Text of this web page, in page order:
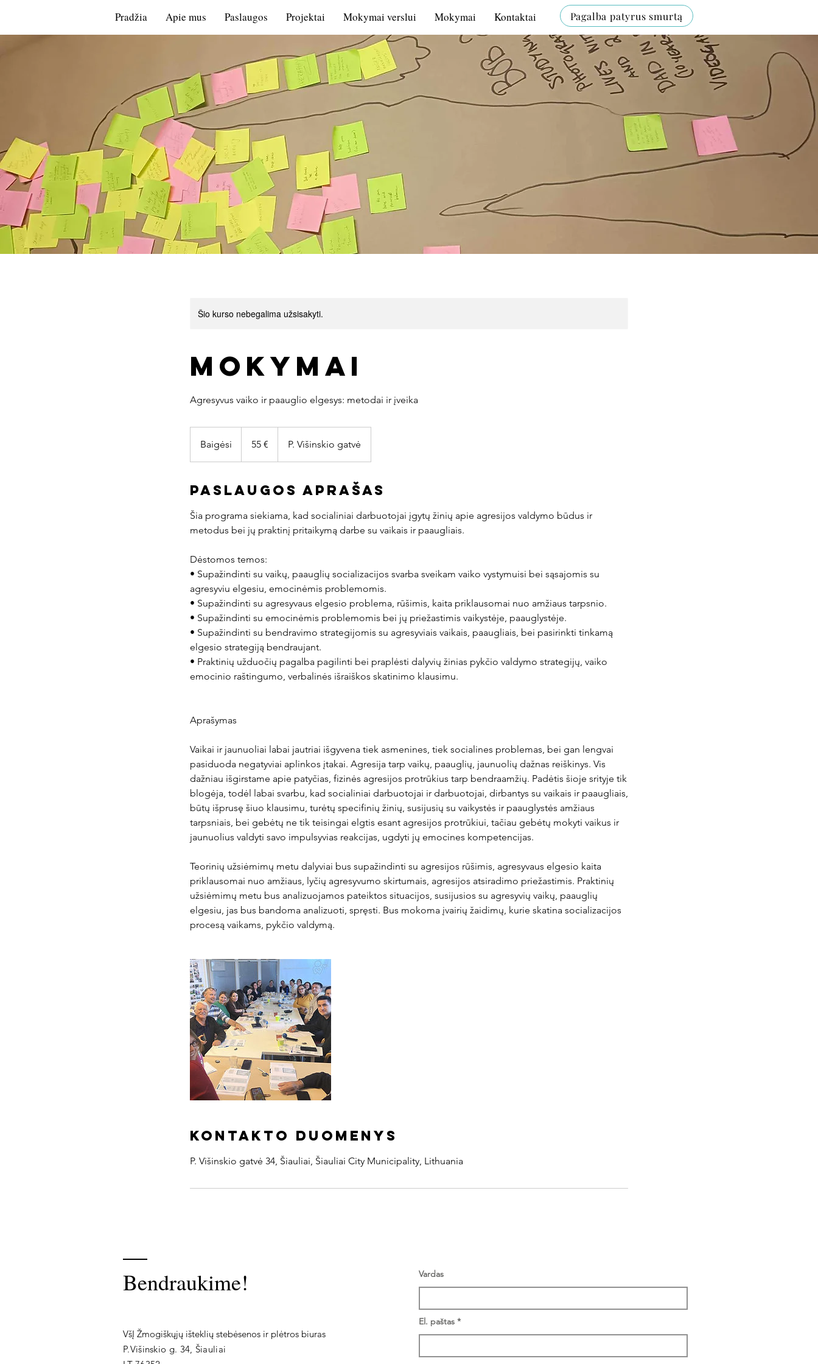
Pradžia Apie mus Paslaugos Projektai Mokymai verslui Mokymai Kontaktai Pagalba patyrus smurtą
Šio kurso nebegalima užsisakyti.
Mokymai
Baigėsi
a
g
s
i
55 € P. Višinskio gatvė
Paslaugos aprašas
Šia programa siekiama, kad socialiniai darbuotojai įgytų žinių apie agresijos valdymo būdus ir
metodus bei jų praktinį pritaikymą darbe su vaikais ir paaugliais.
Dėstomos temos:
• Supažindinti su vaikų, paauglių socializacijos svarba sveikam vaiko vystymuisi bei sąsajomis su
agresyviu elgesiu, emocinėmis problemomis.
• Supažindinti su agresyvaus elgesio problema, rūšimis, kaita priklausomai nuo amžiaus tarpsnio.
• Supažindinti su emocinėmis problemomis bei jų priežastimis vaikystėje, paauglystėje.
• Supažindinti su bendravimo strategijomis su agresyviais vaikais, paaugliais, bei pasirinkti tinkamą
elgesio strategiją bendraujant.
• Praktinių užduočių pagalba pagilinti bei praplėsti dalyvių žinias pykčio valdymo strategijų, vaiko
emocinio raštingumo, verbalinės išraiškos skatinimo klausimu.
Aprašymas
Vaikai ir jaunuoliai labai jautriai išgyvena tiek asmenines, tiek socialines problemas, bei gan lengvai
pasiduoda negatyviai aplinkos įtakai. Agresija tarp vaikų, paauglių, jaunuolių dažnas reiškinys. Vis
dažniau išgirstame apie patyčias, fizinės agresijos protrūkius tarp bendraamžių. Padėtis šioje srityje tik
blogėja, todėl labai svarbu, kad socialiniai darbuotojai ir darbuotojai, dirbantys su vaikais ir paaugliais,
būtų išprusę šiuo klausimu, turėtų specifinių žinių, susijusių su vaikystės ir paauglystės amžiaus
tarpsniais, bei gebėtų ne tik teisingai elgtis esant agresijos protrūkiui, tačiau gebėtų mokyti vaikus ir
jaunuolius valdyti savo impulsyvias reakcijas, ugdyti jų emocines kompetencijas.
Teorinių užsiėmimų metu dalyviai bus supažindinti su agresijos rūšimis, agresyvaus elgesio kaita
priklausomai nuo amžiaus, lyčių agresyvumo skirtumais, agresijos atsiradimo priežastimis. Praktinių
užsiėmimų metu bus analizuojamos pateiktos situacijos, susijusios su agresyvių vaikų, paauglių
elgesiu, jas bus bandoma analizuoti, spręsti. Bus mokoma įvairių žaidimų, kurie skatina socializacijos
procesą vaikams, pykčio valdymą.
Kontakto duomenys
P. Višinskio gatvė 34, Šiauliai, Šiauliai City Municipality, Lithuania
Bendraukime!
VšĮ Žmogiškųjų išteklių stebėsenos ir plėtros biuras
P.Višinskio g. 34, Šiauliai
Vardas
El. paštas